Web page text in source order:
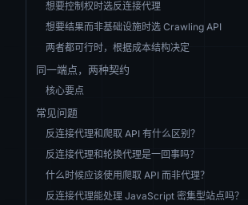
想要控制权时选反连接代理
想要结果而非基础设施时选 Crawling API
两者都可行时，根据成本结构决定
同一端点，两种契约
核心要点
常见问题
反连接代理和爬取 API 有什么区别？
反连接代理和轮换代理是一回事吗？
什么时候应该使用爬取 API 而非代理？
反连接代理能处理 JavaScript 密集型站点吗？